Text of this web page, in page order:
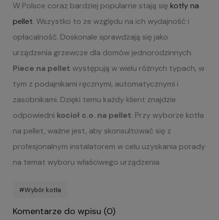
W Polsce coraz bardziej popularne stają siękotły na
pellet. Wszystko to ze względu na ich wydajność i
opłacalność. Doskonale sprawdzają się jako
urządzenia grzewcze dla domów jednorodzinnych.
Piece na pellet występują w wielu różnych typach, w
tym z podajnikami ręcznymi, automatycznymi i
zasobnikami. Dzięki temu każdy klient znajdzie
odpowiedni kocioł c.o. na pellet. Przy wyborze kotła
na pellet, ważne jest, aby skonsultować się z
profesjonalnym instalatorem w celu uzyskania porady
na temat wyboru właściwego urządzenia.
#Wybór kotła
Komentarze do wpisu (0)